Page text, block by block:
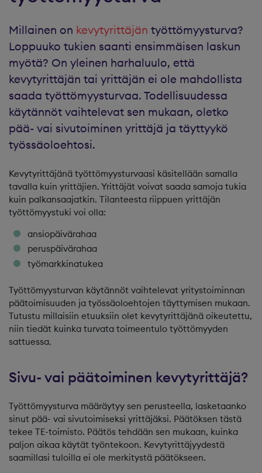
Millainen on kevytyrittäjän työttömyysturva?
Loppuuko tukien saanti ensimmäisen laskun
myötä? On yleinen harhaluulo, että
kevytyrittäjän tai yrittäjän ei ole mahdollista
saada työttömyysturvaa. Todellisuudessa
käytännöt vaihtelevat sen mukaan, oletko
pää- vai sivutoiminen yrittäjä ja täyttyykö
työssäoloehtosi.
Kevytyrittäjänä työttömyysturvaasi käsitellään samalla
tavalla kuin yrittäjien. Yrittäjät voivat saada samoja tukia
kuin palkansaajatkin. Tilanteesta riippuen yrittäjän
työttömyystuki voi olla:
ansiopäivärahaa
peruspäivärahaa
työmarkkinatukea
Työttömyysturvan käytännöt vaihtelevat yritystoiminnan
päätoimisuuden ja työssäoloehtojen täyttymisen mukaan.
Tutustu millaisiin etuuksiin olet kevytyrittäjänä oikeutettu,
niin tiedät kuinka turvata toimeentulo työttömyyden
sattuessa.
Sivu- vai päätoiminen kevytyrittäjä?
Työttömyysturva määräytyy sen perusteella, lasketaanko
sinut pää- vai sivutoimiseksi yrittäjäksi. Päätöksen tästä
tekee TE-toimisto. Päätös tehdään sen mukaan, kuinka
paljon aikaa käytät työntekoon. Kevytyrittäjyydestä
saamillasi tuloilla ei ole merkitystä päätökseen.